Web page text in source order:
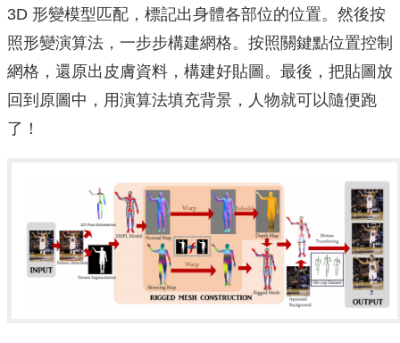
3D 形變模型匹配，標記出身體各部位的位置。然後按
照形變演算法，一步步構建網格。按照關鍵點位置控制
網格，還原出皮膚資料，構建好貼圖。最後，把貼圖放
回到原圖中，用演算法填充背景，人物就可以隨便跑
了！